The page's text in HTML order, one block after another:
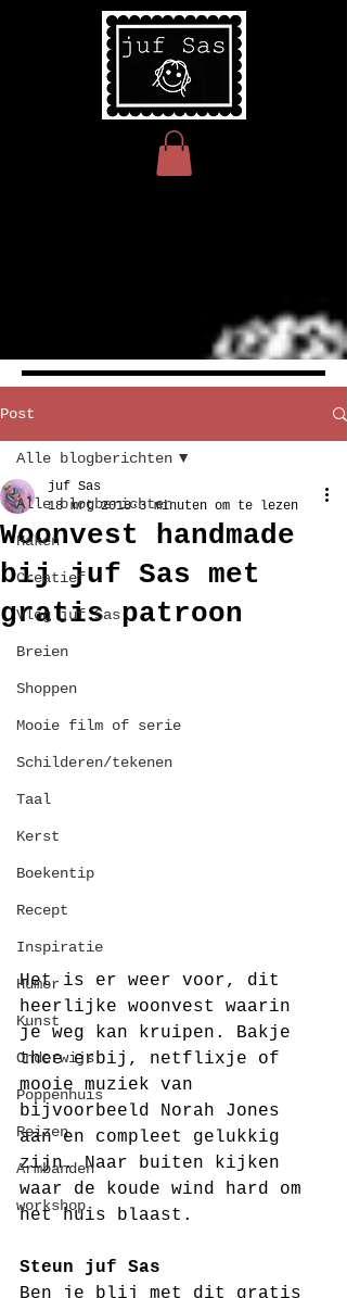
Post
Alle blogberichten
Haken
Creatief
Vlog juf Sas
Breien
Shoppen
Mooie film of serie
Schilderen/tekenen
Taal
Kerst
Boekentip
Recept
Inspiratie
Humor
Kunst
Onderwijs
Poppenhuis
Reizen
Armbanden
workshop
Alle blogberichten
Woonvest handmade
bij juf Sas met
gratis patroon
juf Sas
18 mrt 2018 3 minuten om te lezen
Het is er weer voor, dit
heerlijke woonvest waarin
je weg kan kruipen. Bakje
thee erbij, netflixje of
mooie muziek van
bijvoorbeeld Norah Jones
aan en compleet gelukkig
zijn. Naar buiten kijken
waar de koude wind hard om
het huis blaast.
Steun juf Sas
Ben je blij met dit gratis